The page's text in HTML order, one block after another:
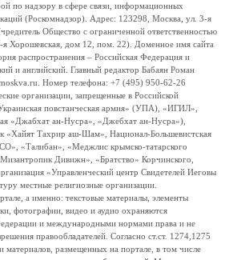
по надзору в сфере связи, информационных
(Роскомнадзор). Адрес: 123298, Москва, ул. 3-я
Общество с ограниченной ответственностью
Хорошевская, дом 12, пом. 22). Доменное имя сайта
распространения – Российская Федерация и
и английский. Главный редактор Бабаян Роман
Номер телефона: +7 (495) 950-62-26
организации, запрещенные в Российской
повстанческая армия» (УПА), «ИГИЛ»,
«Джабхат ан-Нусра», «Джебхат ан-Нусра»),
«Хайят Тахрир аш-Шам», Национал-Большевистская
«Талибан», «Меджлис крымско-татарского
Дивижн», «Братство» Корчинского,
«Управленческий центр Свидетелей Иеговы
местные религиозные организации.
а именно: текстовые материалы, элементы
фотографии, видео и аудио охраняются
и международными нормами права и не
правообладателей. Согласно ст.ст. 1274,1275
размещенных на портале, в том числе